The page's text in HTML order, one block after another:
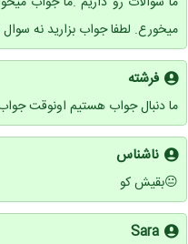
میخورع. لطفا جواب بزارید نه
فرشته
ما دنبال جواب هستیم اونوقت جواب
ناشناس
😐بقیش کو
Sara